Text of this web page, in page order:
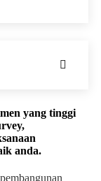
yang tinggi
anda.